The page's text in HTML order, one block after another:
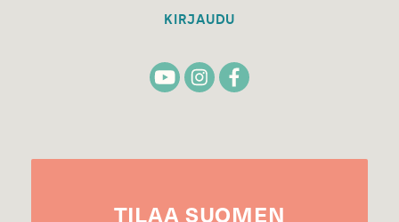
KIRJAUDU
TILAA SUOMEN